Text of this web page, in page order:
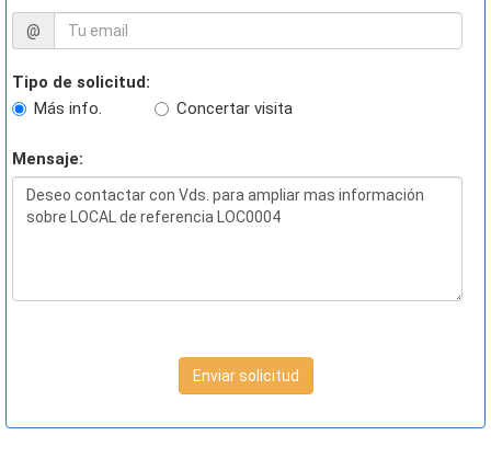
@
Tipo de solicitud:
Más info.
Concertar visita
Mensaje:
Enviar solicitud